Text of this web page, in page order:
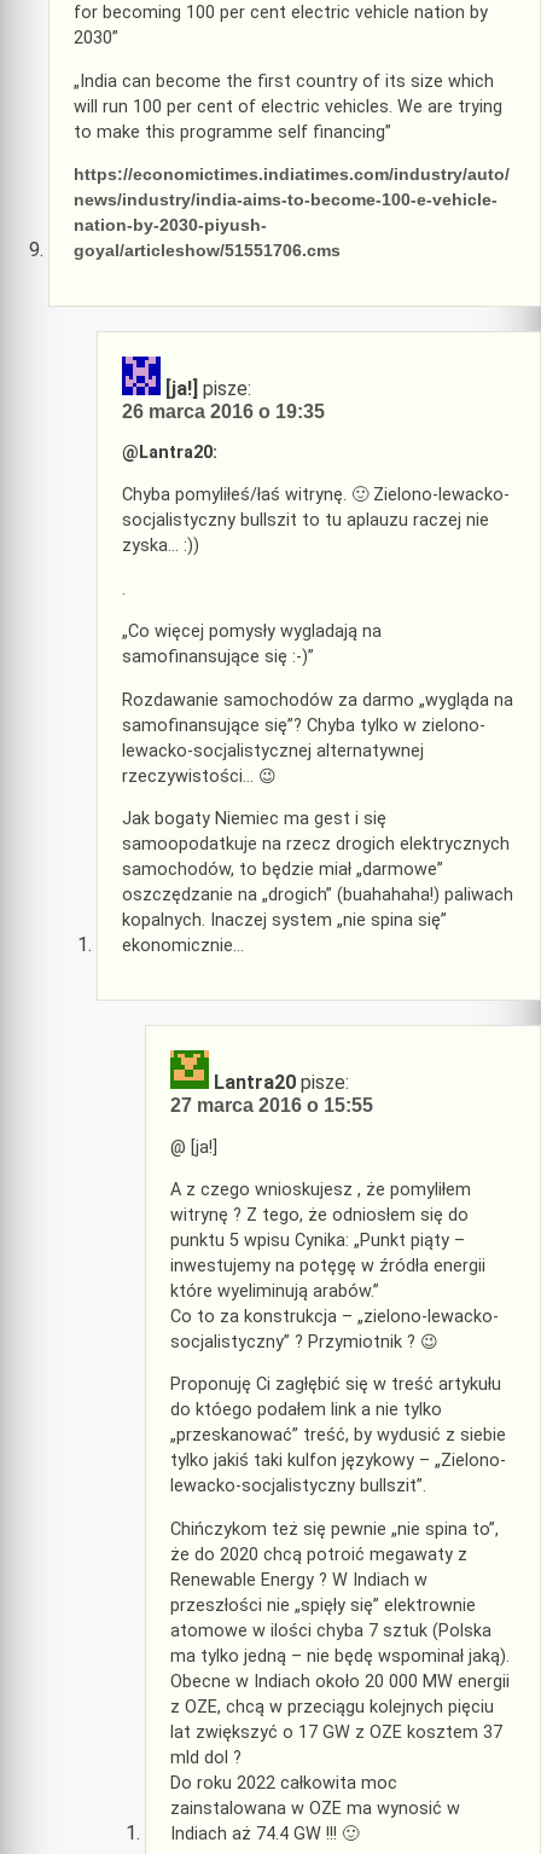
for becoming 100 per cent electric vehicle nation by
2030”
„India can become the first country of its size which
will run 100 per cent of electric vehicles. We are trying
to make this programme self financing”
https://economictimes.indiatimes.com/industry/auto/
news/industry/india-aims-to-become-100-e-vehicle-
nation-by-2030-piyush-
goyal/articleshow/51551706.cms
[ja!] pisze:
26 marca 2016 o 19:35
@Lantra20:
Chyba pomyliłeś/łaś witrynę. 🙂 Zielono-lewacko-
socjalistyczny bullszit to tu aplauzu raczej nie
zyska… :))
.
„Co więcej pomysły wygladają na
samofinansujące się :-)”
Rozdawanie samochodów za darmo „wygląda na
samofinansujące się”? Chyba tylko w zielono-
lewacko-socjalistycznej alternatywnej
rzeczywistości… 😉
Jak bogaty Niemiec ma gest i się
samoopodatkuje na rzecz drogich elektrycznych
samochodów, to będzie miał „darmowe”
oszczędzanie na „drogich” (buahahaha!) paliwach
kopalnych. Inaczej system „nie spina się”
ekonomicznie…
Lantra20 pisze:
27 marca 2016 o 15:55
@ [ja!]
A z czego wnioskujesz , że pomyliłem
witrynę ? Z tego, że odniosłem się do
punktu 5 wpisu Cynika: „Punkt piąty –
inwestujemy na potęgę w źródła energii
które wyeliminują arabów.”
Co to za konstrukcja – „zielono-lewacko-
socjalistyczny” ? Przymiotnik ? 😉
Proponuję Ci zagłębić się w treść artykułu
do któego podałem link a nie tylko
„przeskanować” treść, by wydusić z siebie
tylko jakiś taki kulfon językowy – „Zielono-
lewacko-socjalistyczny bullszit”.
Chińczykom też się pewnie „nie spina to”,
że do 2020 chcą potroić megawaty z
Renewable Energy ? W Indiach w
przeszłości nie „spięły się” elektrownie
atomowe w ilości chyba 7 sztuk (Polska
ma tylko jedną – nie będę wspominał jaką).
Obecne w Indiach około 20 000 MW energii
z OZE, chcą w przeciągu kolejnych pięciu
lat zwiększyć o 17 GW z OZE kosztem 37
mld dol ?
Do roku 2022 całkowita moc
zainstalowana w OZE ma wynosić w
Indiach aż 74.4 GW !!! 🙂